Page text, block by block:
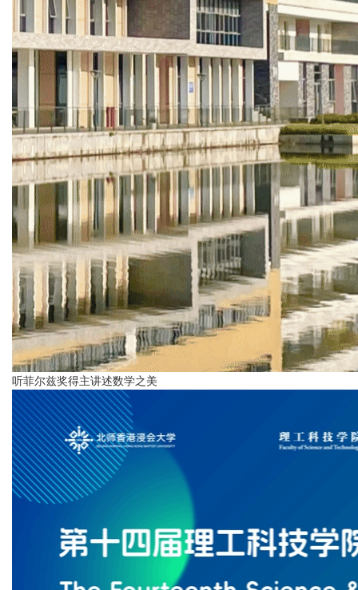
听菲尔兹奖得主讲述数学之美